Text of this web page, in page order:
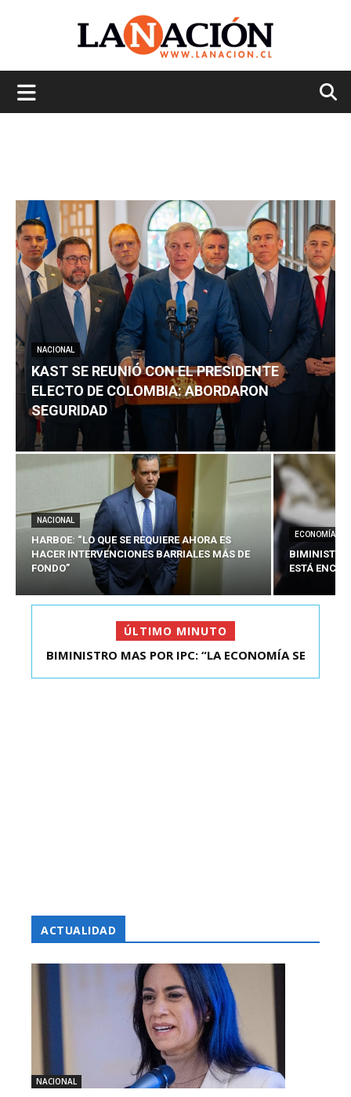
NACIONAL
KAST SE REUNIÓ CON EL PRESIDENTE
ELECTO DE COLOMBIA: ABORDARON
SEGURIDAD
NACIONAL
HARBOE: “LO QUE SE REQUIERE AHORA ES
HACER INTERVENCIONES BARRIALES MÁS DE
FONDO”
ECONOMÍA
BIMINISTRO
ESTÁ
ÚLTIMO MINUTO
BIMINISTRO MAS POR IPC: “LA ECONOMÍA SE
ACTUALIDAD
NACIONAL